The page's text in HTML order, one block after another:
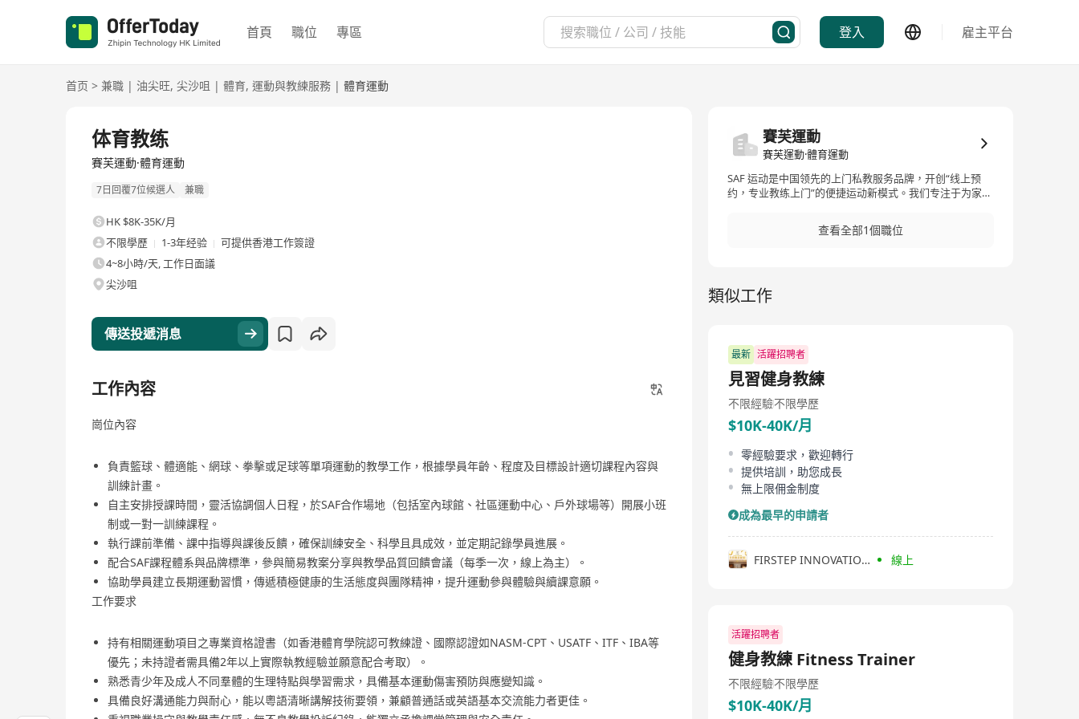
首頁 職位 專區 登入 雇主平台
首页 > 兼職 | 油尖旺, 尖沙咀 | 體育, 運動與教練服務 | 體育運動
体育教练
賽芙運動·體育運動
7日回覆7位候選人 兼職
HK $8K-35K/月
不限學歷
1-3年经验
可提供香港工作簽證
4~8小時/天, 工作日面議
尖沙咀
傳送投遞消息
工作內容
崗位內容
負責籃球、體適能、網球、拳擊或足球等單項運動的教學工作，根據學員年齡、程度及目標設計適切課程內容與
訓練計畫。
自主安排授課時間，靈活協調個人日程，於SAF合作場地（包括室內球館、社區運動中心、戶外球場等）開展小班
制或一對一訓練課程。
執行課前準備、課中指導與課後反饋，確保訓練安全、科學且具成效，並定期記錄學員進展。
配合SAF課程體系與品牌標準，參與簡易教案分享與教學品質回饋會議（每季一次，線上為主）。
協助學員建立長期運動習慣，傳遞積極健康的生活態度與團隊精神，提升運動參與體驗與續課意願。
工作要求
持有相關運動項目之專業資格證書（如香港體育學院認可教練證、國際認證如NASM-CPT、USATF、ITF、IBA等
優先；未持證者需具備2年以上實際執教經驗並願意配合考取）。
熟悉青少年及成人不同羣體的生理特點與學習需求，具備基本運動傷害預防與應變知識。
具備良好溝通能力與耐心，能以粵語清晰講解技術要領，兼顧普通話或英語基本交流能力者更佳。
賽芙運動
賽芙運動·體育運動
SAF 运动是中国领先的上门私教服务品牌，开创“线上预
约，专业教练上门”的便捷运动新模式。我们专注于为家庭
程，同时运营专业的“SAF 健身学院”,培养行业精英教练。
以客户为中心，凭借高质量的服务，专业的教练团队以及
广泛的业务布局，成为了上门 运动行业的领军企业也是行
查看全部1個職位
類似工作
最新 活躍招聘者
見習健身教練
不限經驗不限學歷
$10K-40K/月
零經驗要求，歡迎轉行
提供培訓，助您成長
無上限佣金制度
成為最早的申請者
FIRSTEP INNOVATION LIMITED 線上
活躍招聘者
健身教練 Fitness Trainer
不限經驗不限學歷
$10K-40K/月